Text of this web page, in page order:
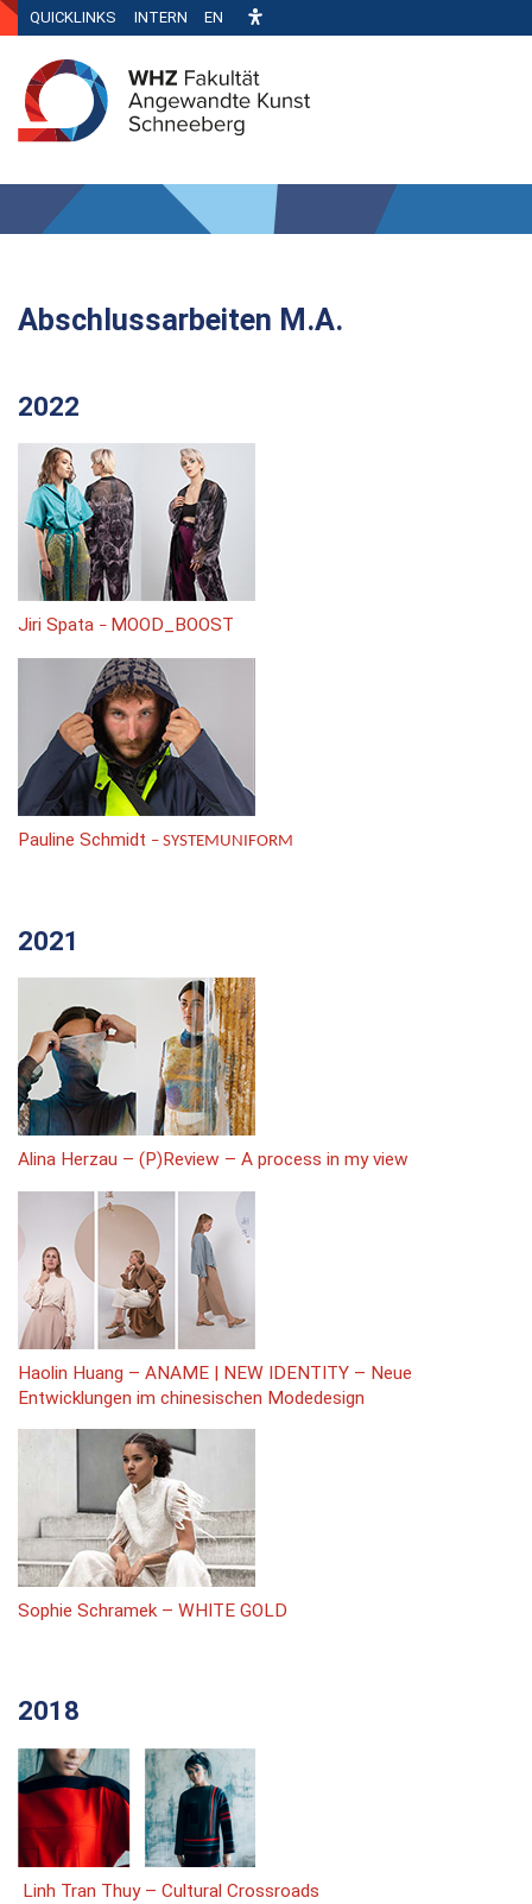
QUICKLINKS INTERN EN
Abschlussarbeiten M.A.
2022
Jiri Spata – MOOD_BOOST
Pauline Schmidt – SYSTEMUNIFORM
2021
Alina Herzau – (P)Review – A process in my view
Haolin Huang – ANAME | NEW IDENTITY – Neue
Entwicklungen im chinesischen Modedesign
Sophie Schramek – WHITE GOLD
2018
Linh Tran Thuy – Cultural Crossroads